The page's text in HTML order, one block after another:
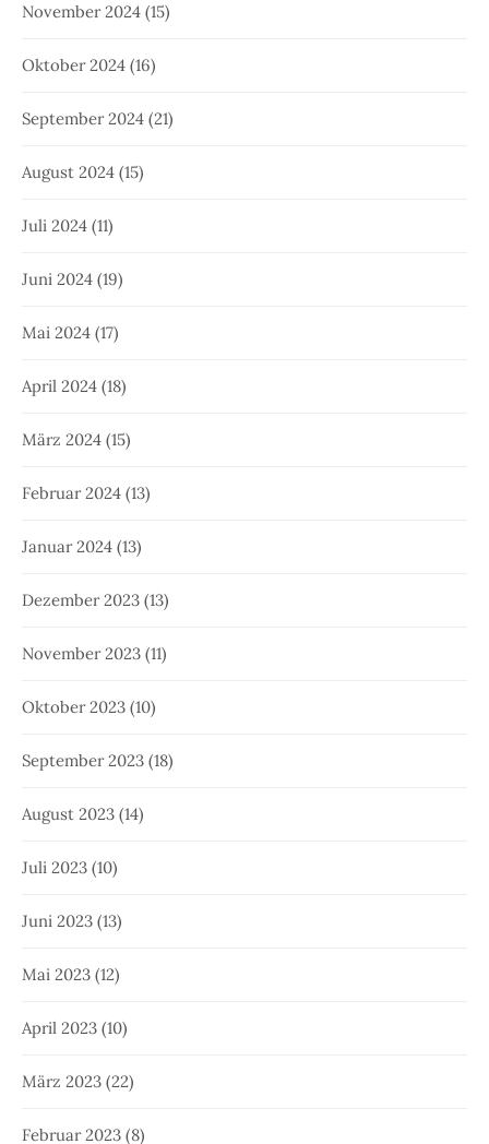
November 2024 (15)
Oktober 2024 (16)
September 2024 (21)
August 2024 (15)
Juli 2024 (11)
Juni 2024 (19)
Mai 2024 (17)
April 2024 (18)
März 2024 (15)
Februar 2024 (13)
Januar 2024 (13)
Dezember 2023 (13)
November 2023 (11)
Oktober 2023 (10)
September 2023 (18)
August 2023 (14)
Juli 2023 (10)
Juni 2023 (13)
Mai 2023 (12)
April 2023 (10)
März 2023 (22)
Februar 2023 (8)